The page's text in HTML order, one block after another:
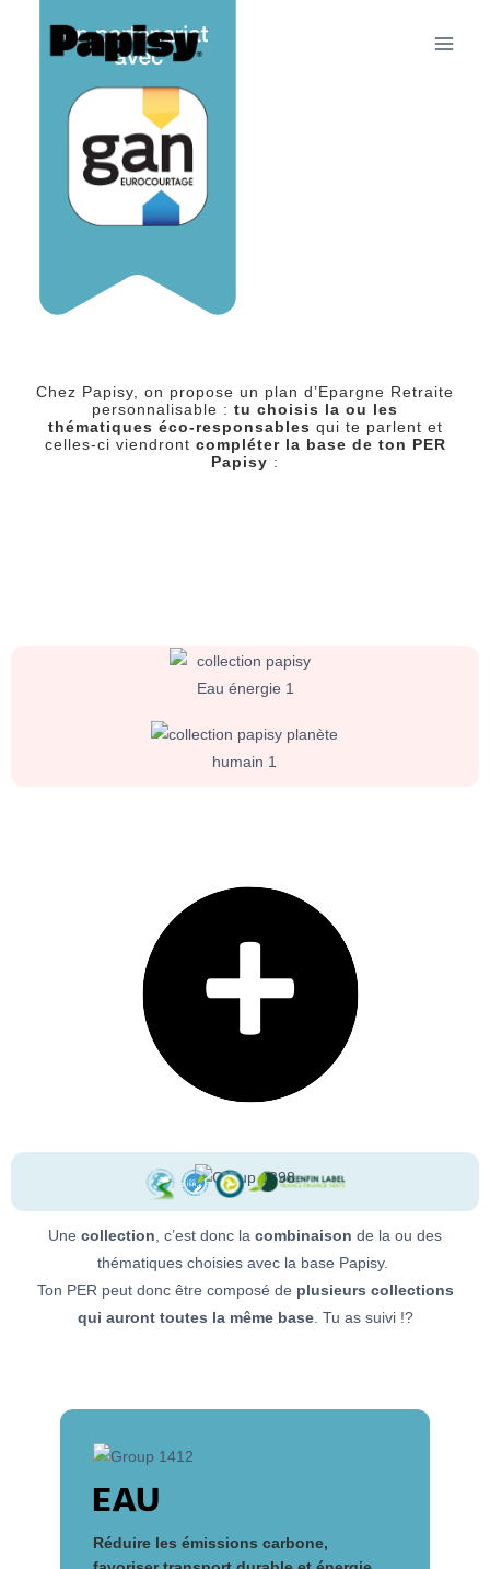
Chez Papisy, on propose un plan d’Epargne Retraite
personnalisable : tu choisis la ou les
thématiques éco-responsables qui te parlent et
celles-ci viendront compléter la base de ton PER
Papisy :
Une collection, c’est donc la combinaison de la ou des
thématiques choisies avec la base Papisy.
Ton PER peut donc être composé de plusieurs collections
qui auront toutes la même base. Tu as suivi !?
EAU
Réduire les émissions carbone,